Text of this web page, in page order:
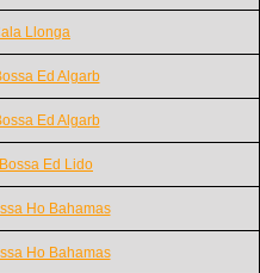
Llonga
Ed Algarb
Ed Algarb
Ed Lido
Ho Bahamas
Ho Bahamas